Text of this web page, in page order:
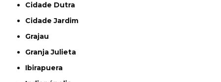
Cidade Dutra
Cidade Jardim
Grajau
Granja Julieta
Ibirapuera